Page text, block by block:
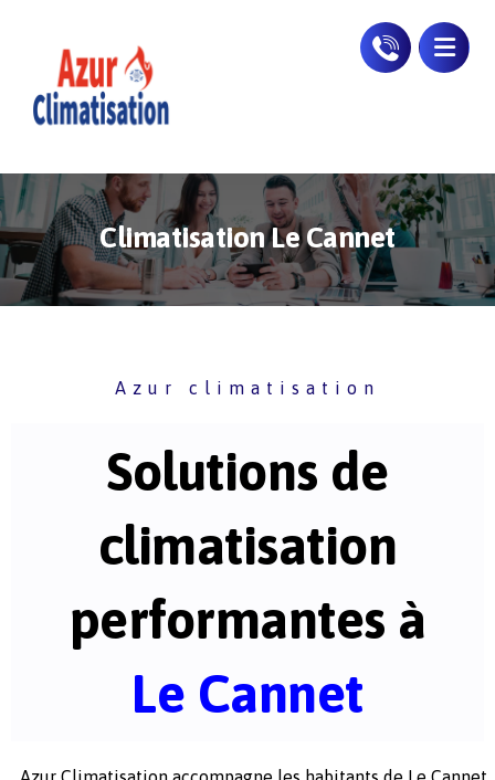
Climatisation Le Cannet
Azur climatisation
Solutions de
climatisation
performantes à
Le Cannet